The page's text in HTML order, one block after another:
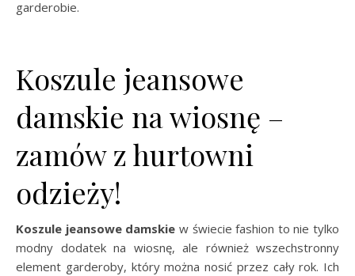
garderobie.
Koszule jeansowe
damskie na wiosnę –
zamów z hurtowni
odzieży!
Koszule jeansowe damskie w świecie fashion to nie tylko
modny dodatek na wiosnę, ale również wszechstronny
element garderoby, który można nosić przez cały rok. Ich